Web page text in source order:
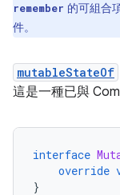
remember 的可組合
件。
mutableStateOf
這是一種已與
interface
override
}